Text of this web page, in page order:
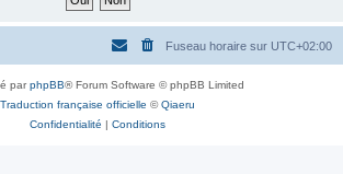
h
Fuseau horaire sur UTC+02:00
parphpBB® Forum Software © phpBB Limited
Traduction française officielle ©Qiaeru
Confidentialité | Conditions